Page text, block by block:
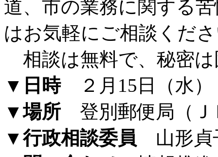
道、市の業務に関する
はお気軽にご相談くだ
相談は無料で、秘密
▼日時２月15日（水
▼場所 登別郵便局（Ｊ
▼行政相談委員 山形貞